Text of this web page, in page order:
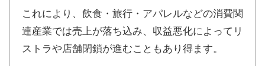
これにより、飲食・旅行・アパレルなどの消費関
連産業では売上が落ち込み、収益悪化によってリ
ストラや店舗閉鎖が進むこともあり得ます。